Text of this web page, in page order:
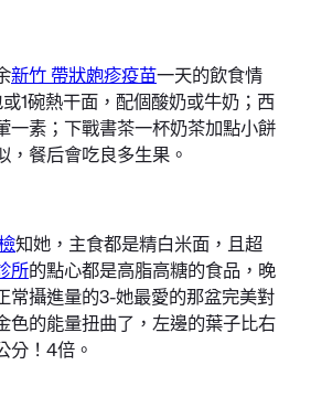
新竹 帶狀皰疹疫苗一天的飲食情
1碗熱干面，配個酸奶或牛奶；西
一素；下戰書茶一杯奶茶加點小餅
，餐后會吃良多生果。
知她，主食都是精白米面，且超
所的點心都是高脂高糖的食品，晚
常攝進量的3-她最愛的那盆完美對
色的能量扭曲了，左邊的葉子比右
分！4倍。